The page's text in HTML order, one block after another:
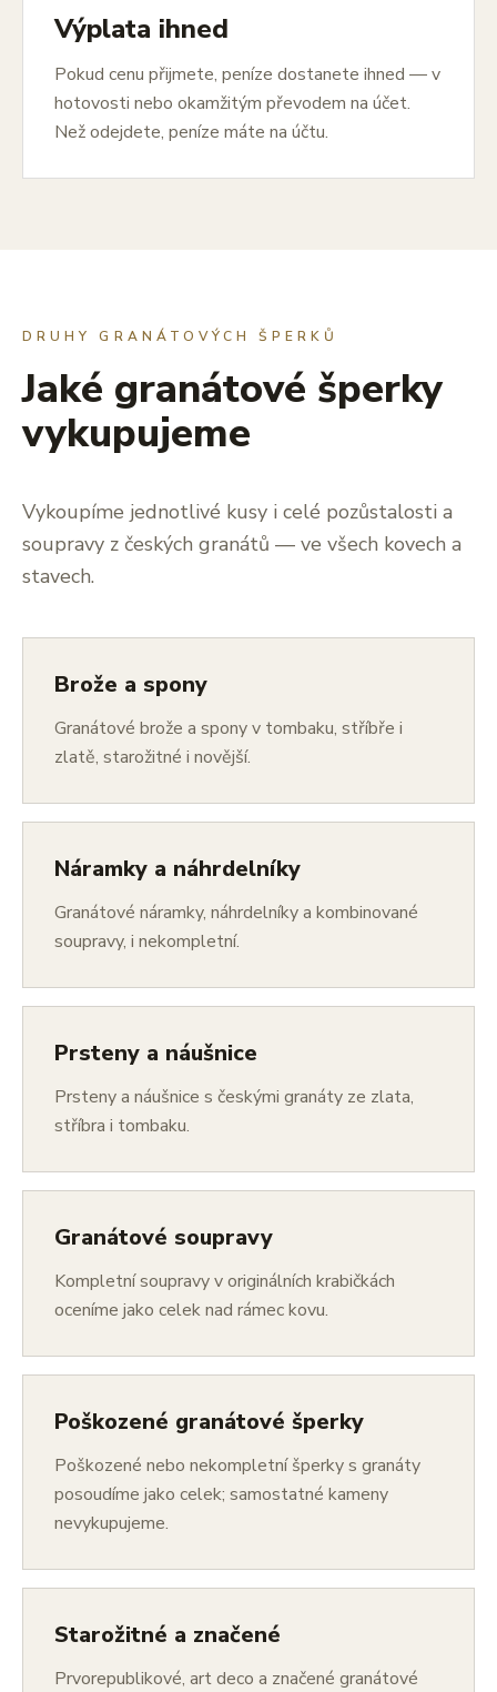
Výplata ihned
Pokud cenu přijmete, peníze dostanete ihned — v
hotovosti nebo okamžitým převodem na účet.
Než odejdete, peníze máte na účtu.
DRUHY GRANÁTOVÝCH ŠPERKŮ
Jaké granátové šperky
vykupujeme
Vykoupíme jednotlivé kusy i celé pozůstalosti a
soupravy z českých granátů — ve všech kovech a
stavech.
Brože a spony
Granátové brože a spony v tombaku, stříbře i
zlatě, starožitné i novější.
Náramky a náhrdelníky
Granátové náramky, náhrdelníky a kombinované
soupravy, i nekompletní.
Prsteny a náušnice
Prsteny a náušnice s českými granáty ze zlata,
stříbra i tombaku.
Granátové soupravy
Kompletní soupravy v originálních krabičkách
oceníme jako celek nad rámec kovu.
Poškozené granátové šperky
Poškozené nebo nekompletní šperky s granáty
posoudíme jako celek; samostatné kameny
nevykupujeme.
Starožitné a značené
Prvorepublikové, art deco a značené granátové